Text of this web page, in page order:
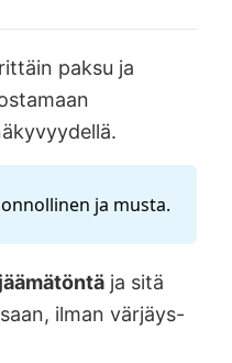
paksu ja
ja musta.
ja sitä
ilman värjäys-